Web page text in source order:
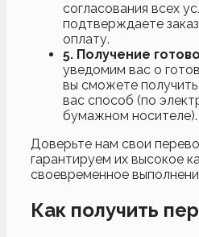
согласования всех
подтверждаете
оплату.
5. Получение
уведомим вас о
вы сможете
вас способ (по
бумажном носителе).
Доверьте нам свои
гарантируем их высокое
своевременное
Как получить